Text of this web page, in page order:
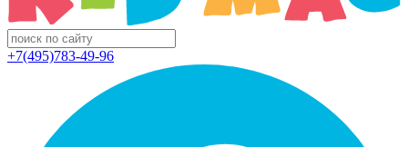
+7(495)783-49-96